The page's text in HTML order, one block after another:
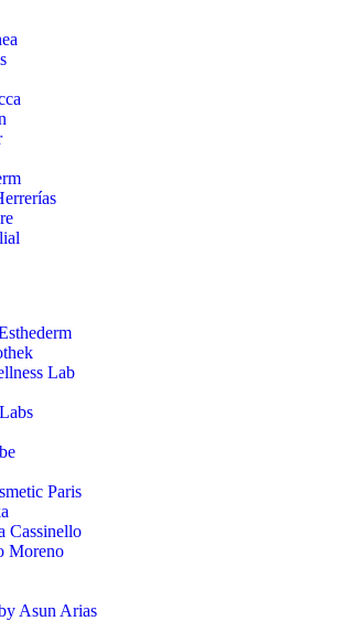
Lab
Paris
Cassinello
Moreno
Asun Arias